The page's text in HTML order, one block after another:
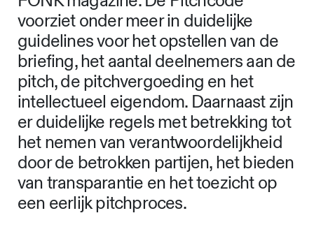
voorziet onder meer in duidelijke
guidelines voor het opstellen van de
briefing, het aantal deelnemers aan de
pitch, de pitchvergoeding en het
intellectueel eigendom. Daarnaast zijn
er duidelijke regels met betrekking tot
het nemen van verantwoordelijkheid
door de betrokken partijen, het bieden
van transparantie en het toezicht op
een eerlijk pitchproces.